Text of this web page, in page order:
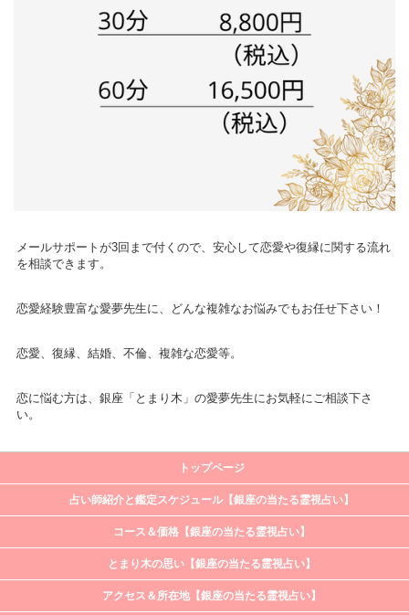
メールサポートが3回まで付くので、安心して恋愛や復縁に関する流れ
を相談できます。
恋愛経験豊富な愛夢先生に、どんな複雑なお悩みでもお任せ下さい！
恋愛、復縁、結婚、不倫、複雑な恋愛等。
恋に悩む方は、銀座「とまり木」の愛夢先生にお気軽にご相談下さ
い。
トップページ
占い師紹介と鑑定スケジュール【銀座の当たる霊視占い】
コース＆価格【銀座の当たる霊視占い】
とまり木の思い【銀座の当たる霊視占い】
アクセス＆所在地【銀座の当たる霊視占い】